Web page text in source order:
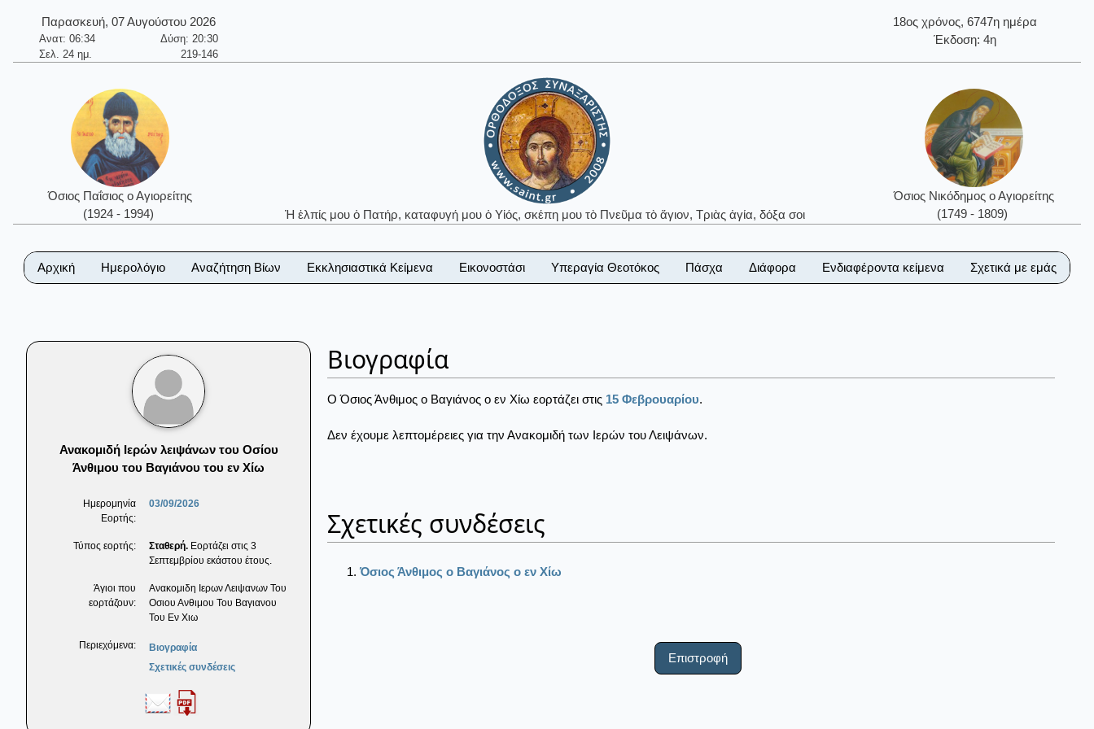
Παρασκευή, 07 Αυγούστου 2026
Ανατ: 06:34
Δύση: 20:30
Σελ. 24 ημ.
219-146
18ος χρόνος, 6747η ημέρα
Έκδοση: 4η
Όσιος Παΐσιος ο Αγιορείτης
(1924 - 1994)
Ἡ ἐλπίς μου ὁ Πατήρ, καταφυγή μου ὁ Υἱός, σκέπη μου τὸ Πνεῦμα τὸ ἅγιον, Τριὰς ἁγία, δόξα σοι
Όσιος Νικόδημος ο Αγιορείτης
(1749 - 1809)
Αρχική Ημερολόγιο Αναζήτηση Βίων Εκκλησιαστικά Κείμενα Εικονοστάσι Υπεραγία Θεοτόκος Πάσχα Διάφορα Ενδιαφέροντα κείμενα Σχετικά με εμάς
Ανακομιδή Ιερών λειψάνων του Οσίου
Άνθιμου του Βαγιάνου του εν Χίω
Ημερομηνία
Εορτής:
03/09/2026
Τύπος εορτής: Σταθερή. Εορτάζει στις 3
Σεπτεμβρίου εκάστου έτους.
Άγιοι που
εορτάζουν:
Ανακομιδη Ιερων Λειψανων Του
Οσιου Ανθιμου Του Βαγιανου
Του Εν Χιω
Περιεχόμενα:
Βιογραφία
Σχετικές συνδέσεις
Βιογραφία
Ο Όσιος Άνθιμος ο Βαγιάνος ο εν Χίω εορτάζει στις 15 Φεβρουαρίου.
Δεν έχουμε λεπτομέρειες για την Ανακομιδή των Ιερών του Λειψάνων.
Σχετικές συνδέσεις
Όσιος Άνθιμος ο Βαγιάνος ο εν Χίω
Επιστροφή